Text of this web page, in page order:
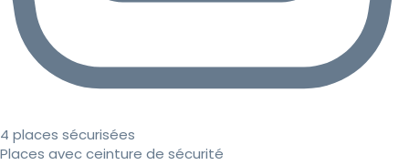
4 places sécurisées
Places avec ceinture de sécurité